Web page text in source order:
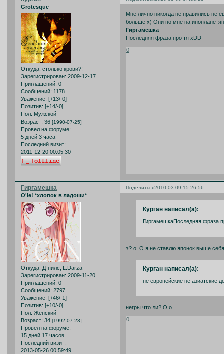
Grotesque
Откуда: столько крови?!
Зарегистрирован: 2009-12-17
Приглашений: 0
Сообщений: 1178
Уважение: [+13/-0]
Позитив: [+14/-0]
Пол: Мужской
Возраст: 36 [1990-07-25]
Провел на форуме:
5 дней 3 часа
Последний визит:
2011-12-20 00:05:30
Мне лично никогда не нравились не
больше х) Они по мне на
Гиргамешка
Последняя фраза про тя хDD
0
Поделиться2010-03-09 15:26:56
Гиргамешка
O'le! *хлопок в ладоши*
Откуда: Д-пилс, L.Darza
Зарегистрирован: 2009-11-20
Приглашений: 0
Сообщений: 2797
Уважение: [+46/-1]
Позитив: [+10/-0]
Пол: Женский
Возраст: 34 [1992-07-23]
Провел на форуме:
15 дней 17 часов
Последний визит:
2013-05-26 00:59:49
Курган написал(а):
ГиргамешкаПоследняя фраза
э? о_О я не ставлю японок выше
Курган написал(а):
не европейские не азиатские
негры что ли? О.о
0